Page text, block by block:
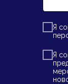
Я
Я